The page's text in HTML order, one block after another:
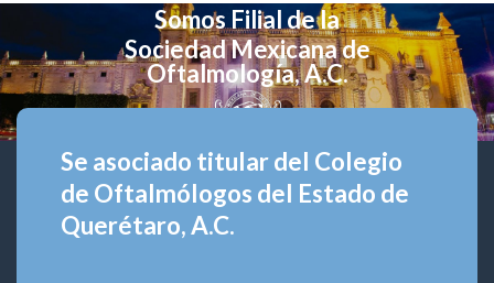
Somos Filial de la
Sociedad Mexicana de
Oftalmología, A.C.
Se asociado titular del Colegio
de Oftalmólogos del Estado de
Querétaro, A.C.